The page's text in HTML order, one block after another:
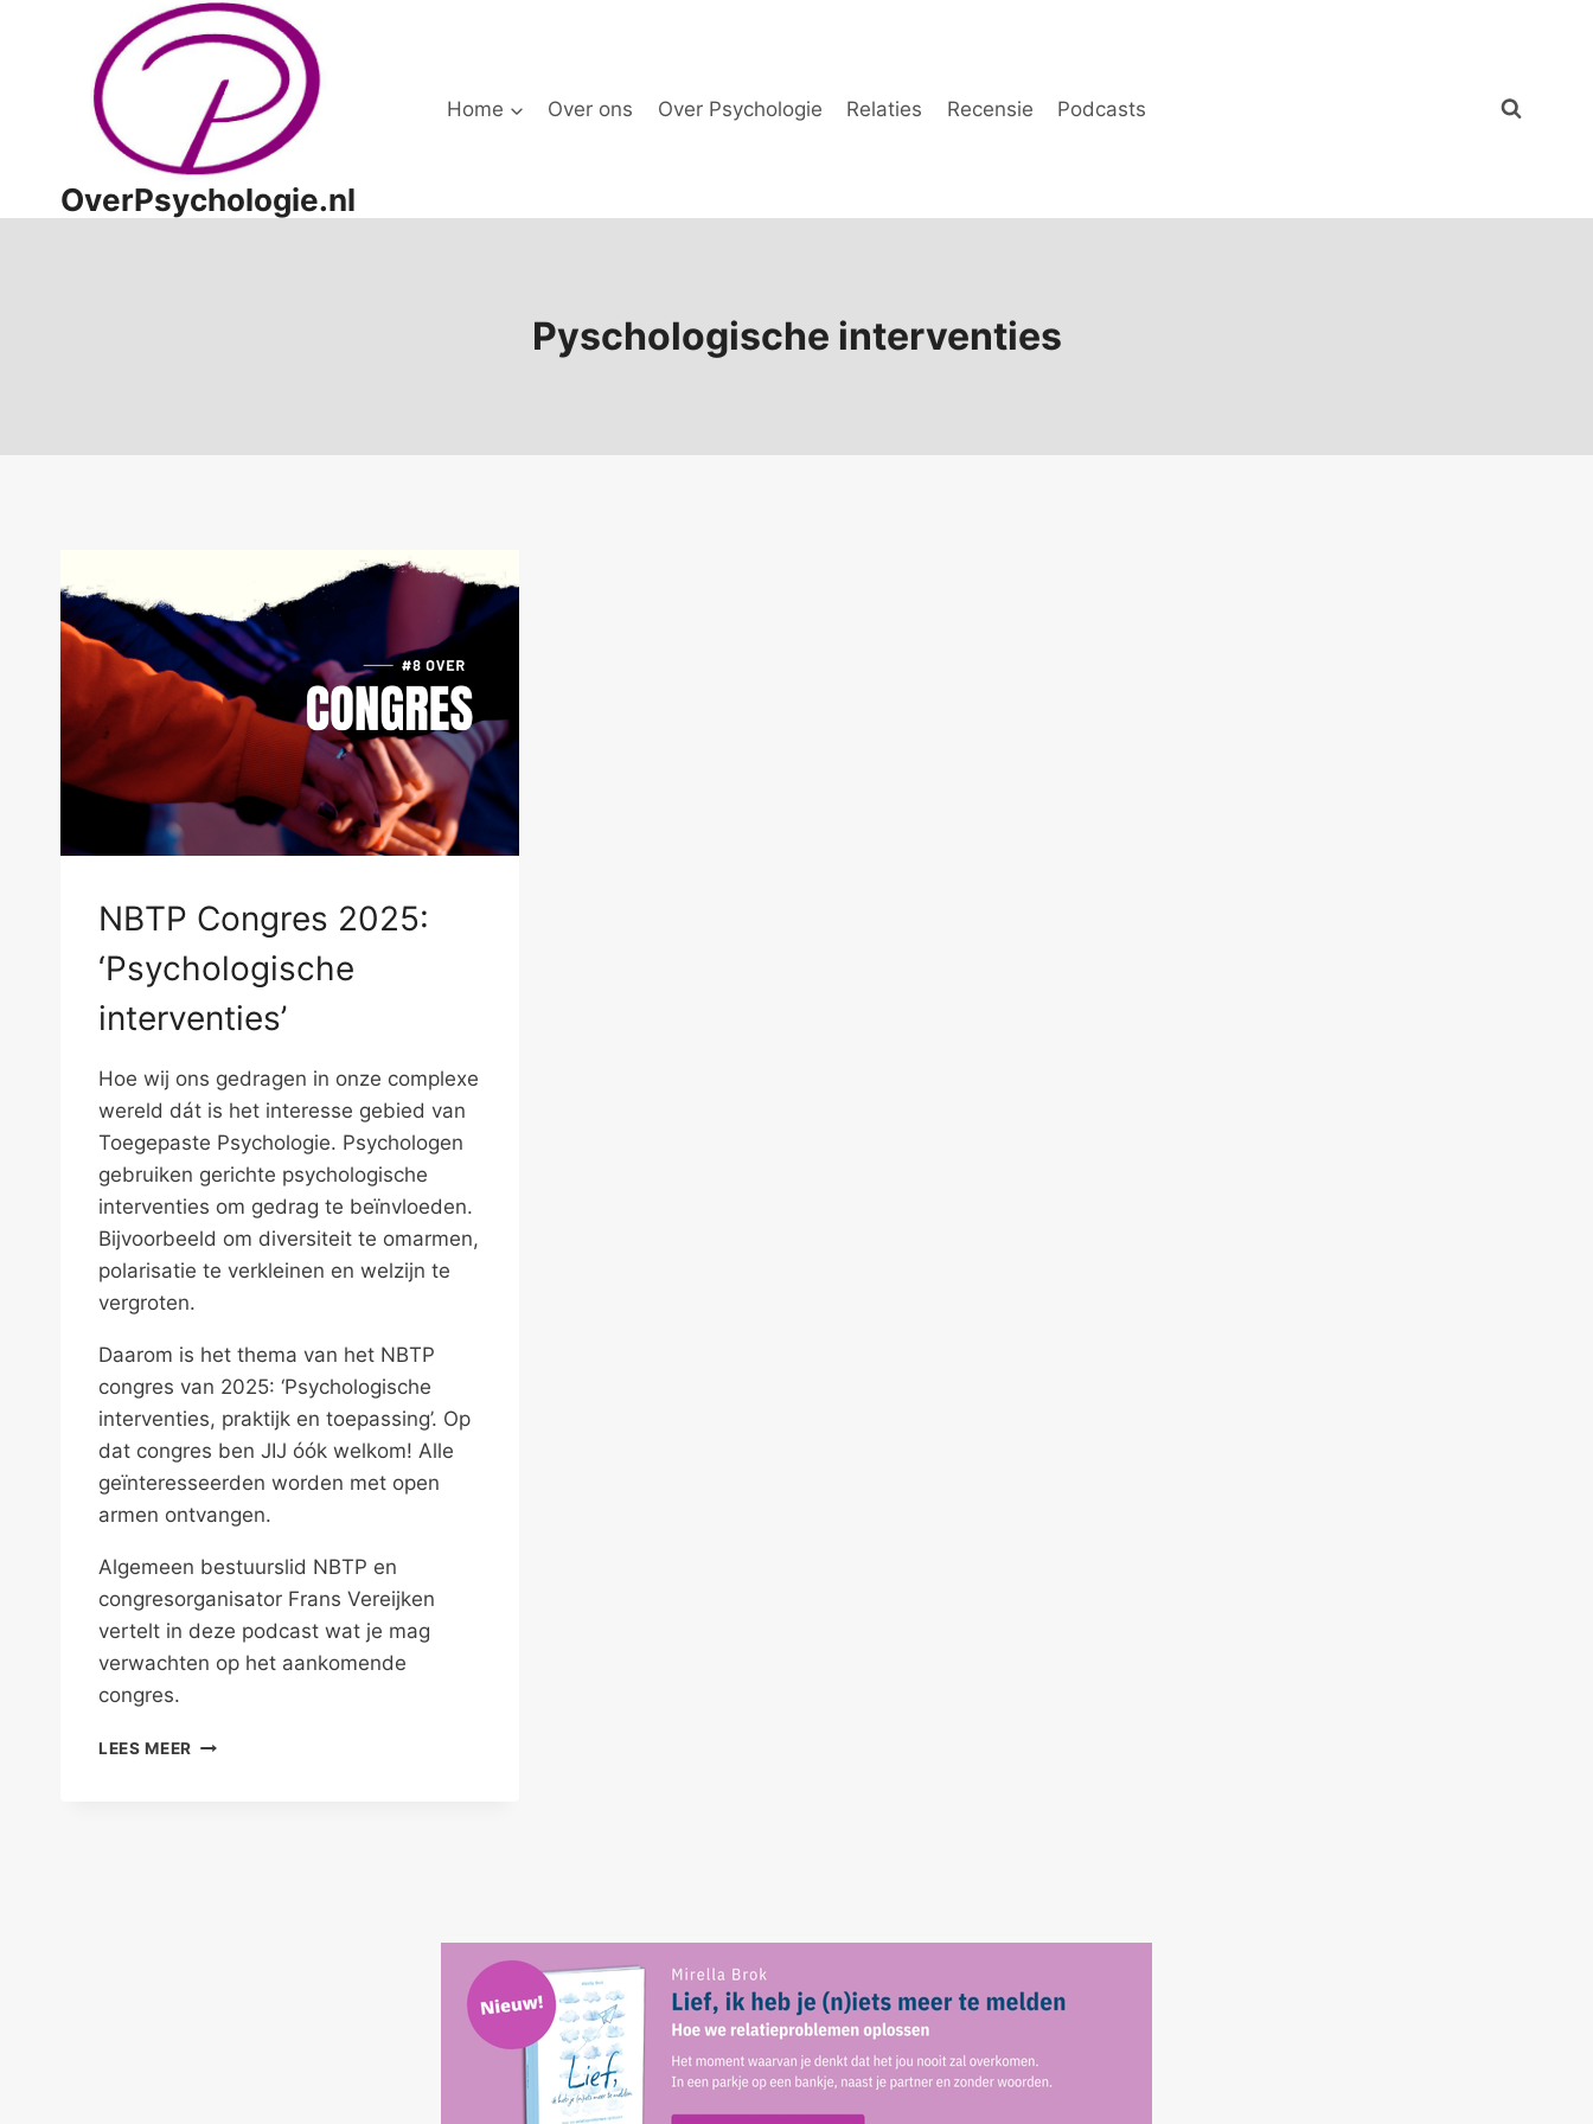
OverPsychologie.nl
Home Over ons Over Psychologie Relaties Recensie Podcasts
Pyschologische interventies
NBTP Congres 2025:
‘Psychologische
interventies’
Hoe wij ons gedragen in onze complexe
wereld dát is het interesse gebied van
Toegepaste Psychologie. Psychologen
gebruiken gerichte psychologische
interventies om gedrag te beïnvloeden.
Bijvoorbeeld om diversiteit te omarmen,
polarisatie te verkleinen en welzijn te
vergroten.
Daarom is het thema van het NBTP
congres van 2025: ‘Psychologische
interventies, praktijk en toepassing’. Op
dat congres ben JIJ óók welkom! Alle
geïnteresseerden worden met open
armen ontvangen.
Algemeen bestuurslid NBTP en
congresorganisator Frans Vereijken
vertelt in deze podcast wat je mag
verwachten op het aankomende
congres.
LEES MEER NBTP